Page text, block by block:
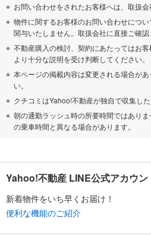
お問い合わせをされたお客様へは、取扱会
物件に関するお客様のお問い合わせにつ
関与いたしません。取扱会社に直接ご確認
不動産購入の検討、契約にあたってはお
より十分な説明を受け判断してください。
本ページの掲載内容は変更される場合が
い。
クチコミはYahoo!不動産が独自で収集した
朝の通勤ラッシュ時の所要時間ではあり
の乗車時間と異なる場合があります。
Yahoo!不動産 LINE公式アカウン
新着物件をいち早くお届け！
便利な機能のご紹介